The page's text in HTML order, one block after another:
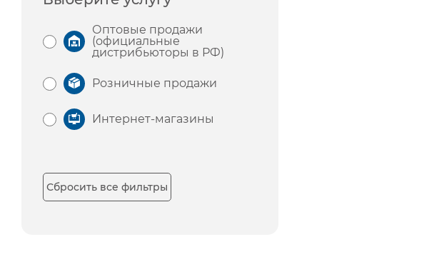
Оптовые продажи
(официальные
дистрибьюторы в РФ)
Розничные продажи
Интернет-магазины
Сбросить все фильтры